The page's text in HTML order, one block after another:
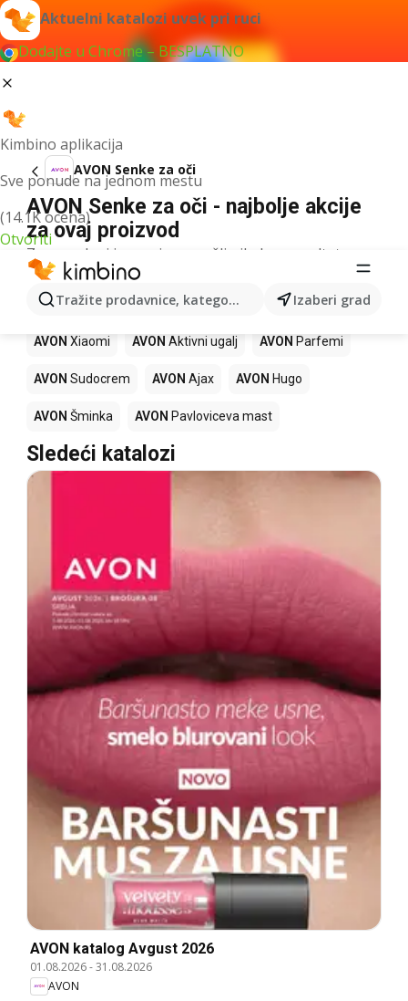
Aktuelni katalozi uvek pri ruci
Dodajte u Chrome – BESPLATNO
Kimbino aplikacija
Sve ponude na jednom mestu
(14.1K ocena)
Otvoriti
Tražite prodavnice, kategorije, proizvode...Izaberi grad
AVON Senke za oči
AVON Senke za oči - najbolje akcije
za ovaj proizvod
Za navedeni izraz nismo našli nikakav rezultat.
Drugi proizvodi u prodavnicama
AVON
AVON Xiaomi AVON Aktivni ugalj AVON Parfemi
AVON Sudocrem AVON Ajax AVON Hugo
AVON Šminka AVON Pavloviceva mast
Sledeći katalozi
AVON katalog Avgust 2026
01.08.2026-31.08.2026
AVON